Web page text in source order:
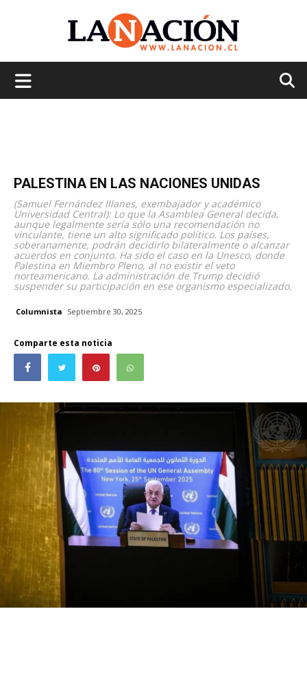
PALESTINA EN LAS NACIONES UNIDAS
(Samuel Fernández Illanes, exembajador y académico
Universidad Central): Lo que la Asamblea General decida,
aunque legalmente sería sólo una recomendación no
vinculante, tiene un alto significado político. Los países,
soberanamente, podrán decidirlo bilateralmente o alcanzar
acuerdos en conjunto. Ha sido el caso en la Unesco, donde
Palestina en Miembro Pleno, al no existir el veto
norteamericano. La administración de Trump decidió
suspender su participación en ese organismo especializado.
Columnista Septiembre 30, 2025
Comparte esta noticia